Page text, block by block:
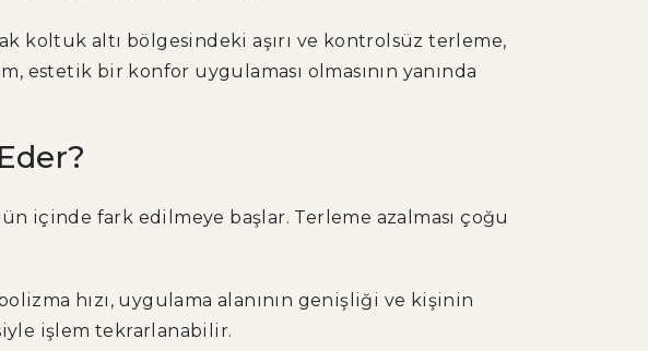
koltuk altı bölgesindeki aşırı ve kontrolsüz terleme,
bir konfor uygulaması olmasının yanında
içinde fark edilmeye başlar. Terleme azalması çoğu
hızı, uygulama alanının genişliği ve kişinin
işlem tekrarlanabilir.